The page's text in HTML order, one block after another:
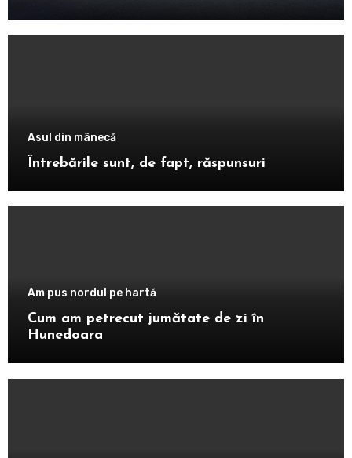
Asul din mânecă
Întrebările sunt, de fapt, răspunsuri
Am pus nordul pe hartă
Cum am petrecut jumătate de zi în
Hunedoara